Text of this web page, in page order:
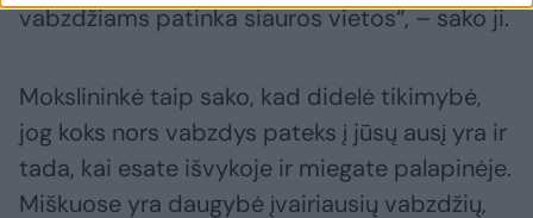
vabzdžiams patinka siauros vietos“, – sako ji.
Mokslininkė taip sako, kad didelė tikimybė,
jog koks nors vabzdys pateks į jūsų ausį yra ir
tada, kai esate išvykoje ir miegate palapinėje.
Miškuose yra daugybė įvairiausių vabzdžių,